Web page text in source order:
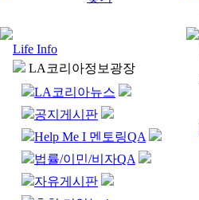
Life Info
LA코리아정보광장
LA코리아뉴스
공지게시판
Help Me I 멘토링QA
법률/이민/비자QA
자유게시판